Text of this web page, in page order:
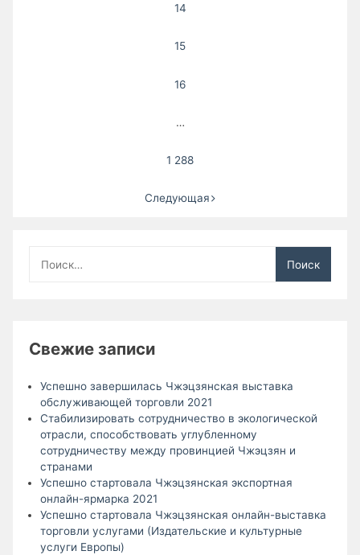
14
15
16
…
1 288
Следующая
Свежие записи
Успешно завершилась Чжэцзянская выставка
обслуживающей торговли 2021
Стабилизировать сотрудничество в экологической
отрасли, способствовать углубленному
сотрудничеству между провинцией Чжэцзян и
странами
Успешно стартовала Чжэцзянская экспортная
онлайн-ярмарка 2021
Успешно стартовала Чжэцзянская онлайн-выставка
торговли услугами (Издательские и культурные
услуги Европы)